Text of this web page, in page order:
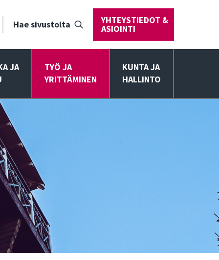
Hae sivustolta YHTEYSTIEDOT &
ASIOINTI
JA
TYÖ JA
YRITTÄMINEN
KUNTA JA
HALLINTO